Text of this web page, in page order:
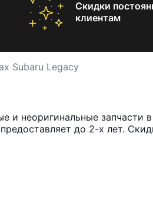
Скидки
клиентам
Subaru Legacy
и неоригинальные запчасти в
до 2-х лет.